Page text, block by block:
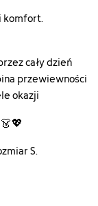
komfort.
cały dzień
przewiewności
okazji
👗💖
S.